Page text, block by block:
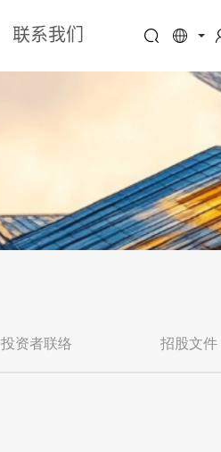
联系我们
投资者联络 招股文件